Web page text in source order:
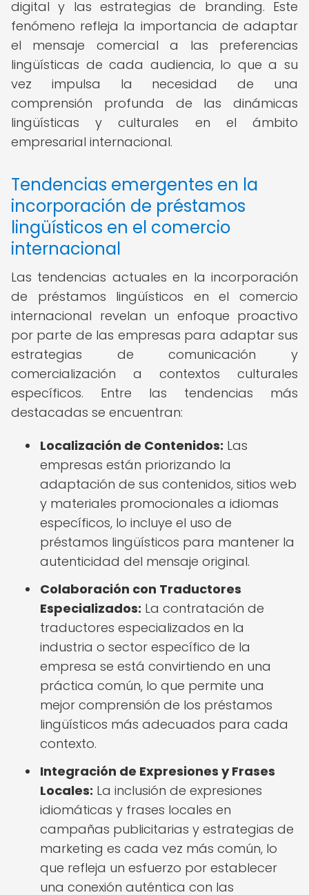
digital y las estrategias de branding. Este
fenómeno refleja la importancia de adaptar
el mensaje comercial a las preferencias
lingüísticas de cada audiencia, lo que a su
vez impulsa la necesidad de una
comprensión profunda de las dinámicas
lingüísticas y culturales en el ámbito
empresarial internacional.
Tendencias emergentes en la
incorporación de préstamos
lingüísticos en el comercio
internacional
Las tendencias actuales en la incorporación
de préstamos lingüísticos en el comercio
internacional revelan un enfoque proactivo
por parte de las empresas para adaptar sus
estrategias de comunicación y
comercialización a contextos culturales
específicos. Entre las tendencias más
destacadas se encuentran:
Localización de Contenidos: Las
empresas están priorizando la
adaptación de sus contenidos, sitios web
y materiales promocionales a idiomas
específicos, lo incluye el uso de
préstamos lingüísticos para mantener la
autenticidad del mensaje original.
Colaboración con Traductores
Especializados: La contratación de
traductores especializados en la
industria o sector específico de la
empresa se está convirtiendo en una
práctica común, lo que permite una
mejor comprensión de los préstamos
lingüísticos más adecuados para cada
contexto.
Integración de Expresiones y Frases
Locales: La inclusión de expresiones
idiomáticas y frases locales en
campañas publicitarias y estrategias de
marketing es cada vez más común, lo
que refleja un esfuerzo por establecer
una conexión auténtica con las